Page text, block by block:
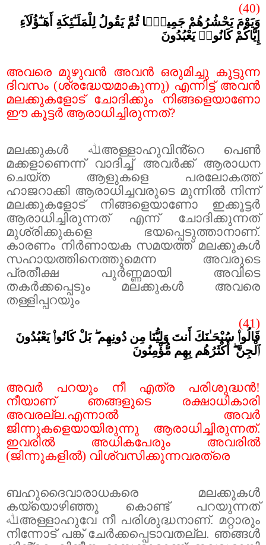
(40)
وَيَوْمَ يَحْشُرُهُمْ جَمِيعًۭا ثُمَّ يَقُولُ لِلْمَلَـٰٓئِكَةِ أَهَـٰٓؤُلَآءِ
إِيَّاكُمْ كَانُوا۟ يَعْبُدُونَ
അവരെ മുഴുവൻ അവൻ ഒരുമിച്ചു കൂട്ടുന്ന
ദിവസം (ശ്രദ്ധേയമാകുന്നു) എന്നിട്ട് അവൻ
മലക്കുകളോട് ചോദിക്കും നിങ്ങളെയാണോ
ഈ കൂട്ടർ ആരാധിച്ചിരുന്നത്?
മലക്കുകൾ ﷲഅള്ളാഹുവിൻ്റെ പെൺ
മക്കളാണെന്ന് വാദിച്ച് അവർക്ക് ആരാധന
ചെയ്ത ആളുകളെ പരലോകത്ത്
ഹാജറാക്കി ആരാധിച്ചവരുടെ മുന്നിൽ നിന്ന്
മലക്കുകളോട് നിങ്ങളെയാണോ ഇക്കൂട്ടർ
ആരാധിച്ചിരുന്നത് എന്ന് ചോദിക്കുന്നത്
മുശ്‌രിക്കുകളെ ഭയപ്പെടുത്താനാണ്.
കാരണം നിർണായക സമയത്ത് മലക്കുകൾ
സഹായത്തിനെത്തുമെന്ന അവരുടെ
പ്രതീക്ഷ പുർണ്ണമായി അവിടെ
തകർക്കപ്പെടും മലക്കുകൾ അവരെ
തള്ളിപ്പറയും
(41)
قَالُوا۟ سُبْحَـٰنَكَ أَنتَ وَلِيُّنَا مِن دُونِهِم ۖ بَلْ كَانُوا۟ يَعْبُدُونَ
ٱلْجِنَّ ۖ أَكْثَرُهُم بِهِم مُّؤْمِنُونَ
അവർ പറയും നീ എത്ര പരിശുദ്ധൻ!
നീയാണ് ഞങ്ങളുടെ രക്ഷാധികാരി
അവരല്ല.എന്നാൽ അവർ
ജിന്നുകളെയായിരുന്നു ആരാധിച്ചിരുന്നത്.
ഇവരിൽ അധികപേരും അവരിൽ
(ജിന്നുകളിൽ) വിശ്വസിക്കുന്നവരത്രെ
ബഹുദൈവാരാധകരെ മലക്കുകൾ
കയ്യൊഴിഞ്ഞു കൊണ്ട് പറയുന്നത്
ﷲഅള്ളാഹുവേ നീ പരിശുദ്ധനാണ്. മറ്റാരും
നിന്നോട് പങ്ക് ചേർക്കപ്പെടാവതല്ല. ഞങ്ങൾ